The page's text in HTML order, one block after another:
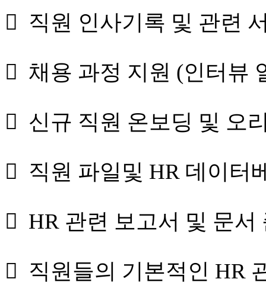
 직원 인사기록 및 관련
 채용 과정 지원 (인터뷰
 신규 직원 온보딩 및 오
 직원 파일및 HR 데이터
 HR 관련 보고서 및 문서
 직원들의 기본적인 HR